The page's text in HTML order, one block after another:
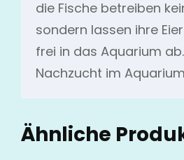
die Fische betreiben
sondern lassen ihre
frei in das Aquarium
Nachzucht im
Ähnliche